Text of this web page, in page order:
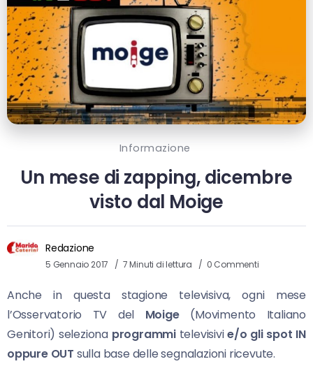
Informazione
Un mese di zapping, dicembre
visto dal Moige
Redazione
5 Gennaio 2017 7 Minuti di lettura 0 Commenti
Anche in questa stagione televisiva, ogni mese
l’Osservatorio TV del Moige(Movimento Italiano
Genitori) seleziona programmitelevisivie/o gli spot IN
oppure OUT sulla base delle segnalazioni ricevute.